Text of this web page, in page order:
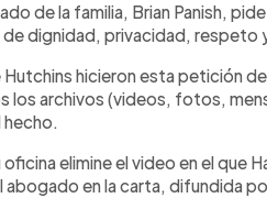
de la familia, Brian Panish,
dignidad, privacidad, respeto
hicieron esta petición
los archivos (videos, fotos,
elimine el video en el que
en la carta, difundida